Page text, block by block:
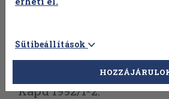
Vissza az előző oldalra
Kapu 1992/1-2.
Sütibeállítások